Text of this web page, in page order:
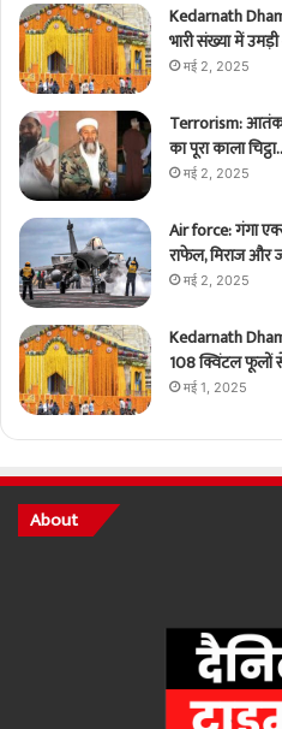
Kedarnath
भारी संख्या में
मई 2, 2025
Terrorism:
का पूरा काला चिट्ठा..
मई 2, 2025
Air force: गंगा
राफेल, मिराज
मई 2, 2025
Kedarnath
108 क्विंटल फूलों
मई 1, 2025
About